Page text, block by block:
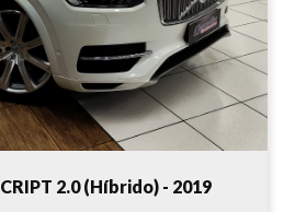
2.0 (Híbrido) - 2019